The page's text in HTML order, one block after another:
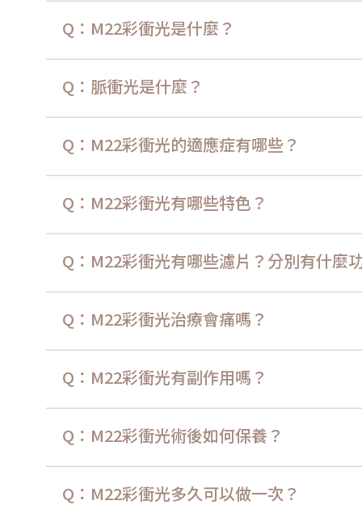
Q：M22彩衝光是什麼？
Q：脈衝光是什麼？
Q：M22彩衝光的適應症有哪些？
Q：M22彩衝光有哪些特色？
Q：M22彩衝光有哪些濾片？分別有什麼
Q：M22彩衝光治療會痛嗎？
Q：M22彩衝光有副作用嗎？
Q：M22彩衝光術後如何保養？
Q：M22彩衝光多久可以做一次？